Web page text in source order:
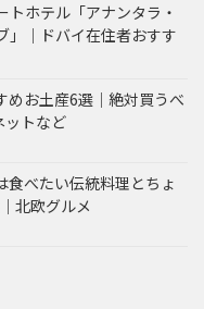
トホテル「アナンタラ・
」｜ドバイ在住者おすす
めお土産6選｜絶対買うべ
ットなど
食べたい伝統料理とちょ
北欧グルメ